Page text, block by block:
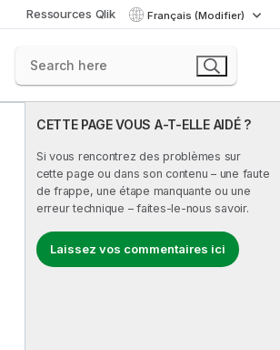
Ressources Qlik Français (Modifier)
CETTE PAGE VOUS A-T-ELLE AIDÉ ?
Si vous rencontrez des problèmes sur
cette page ou dans son contenu – une faute
de frappe, une étape manquante ou une
erreur technique – faites-le-nous savoir.
Laissez vos commentaires ici